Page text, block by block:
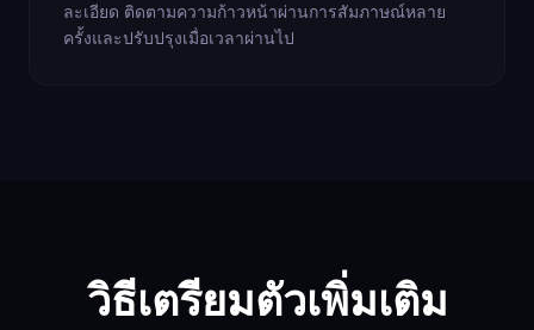
ละเอียด ติดตามความก้าวหน้าผ่านการสัมภาษณ์หลาย
ครั้งและปรับปรุงเมื่อเวลาผ่านไป
วิธีเตรียมตัวเพิ่มเติม